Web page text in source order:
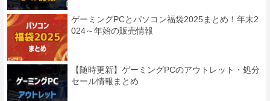
ゲーミングPCとパソコン福袋2025まとめ！年末2
024～年始の販売情報
【随時更新】ゲーミングPCのアウトレット・処分
セール情報まとめ